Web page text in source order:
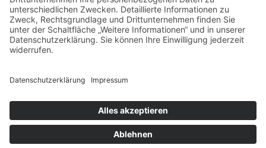
ZUVERLÄSSIGER VERSAND
Alle Preise inkl. gesetzl. Mehrwertsteuer zzgl.
Versandkostenund ggf. Nachnahmegebühren, wenn